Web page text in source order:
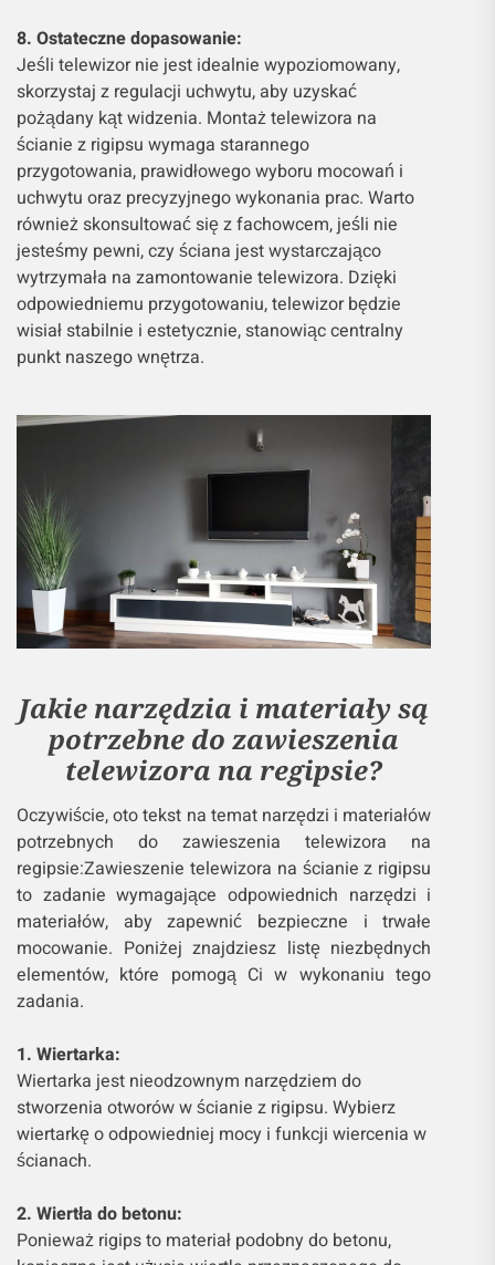
8. Ostateczne dopasowanie:
Jeśli telewizor nie jest idealnie wypoziomowany,
skorzystaj z regulacji uchwytu, aby uzyskać
pożądany kąt widzenia. Montaż telewizora na
ścianie z rigipsu wymaga starannego
przygotowania, prawidłowego wyboru mocowań i
uchwytu oraz precyzyjnego wykonania prac. Warto
również skonsultować się z fachowcem, jeśli nie
jesteśmy pewni, czy ściana jest wystarczająco
wytrzymała na zamontowanie telewizora. Dzięki
odpowiedniemu przygotowaniu, telewizor będzie
wisiał stabilnie i estetycznie, stanowiąc centralny
punkt naszego wnętrza.
Jakie narzędzia i materiały są
potrzebne do zawieszenia
telewizora na regipsie?
Oczywiście, oto tekst na temat narzędzi i materiałów
potrzebnych do zawieszenia telewizora na
regipsie:Zawieszenie telewizora na ścianie z rigipsu
to zadanie wymagające odpowiednich narzędzi i
materiałów, aby zapewnić bezpieczne i trwałe
mocowanie. Poniżej znajdziesz listę niezbędnych
elementów, które pomogą Ci w wykonaniu tego
zadania.
1. Wiertarka:
Wiertarka jest nieodzownym narzędziem do
stworzenia otworów w ścianie z rigipsu. Wybierz
wiertarkę o odpowiedniej mocy i funkcji wiercenia w
ścianach.
2. Wiertła do betonu:
Ponieważ rigips to materiał podobny do betonu,